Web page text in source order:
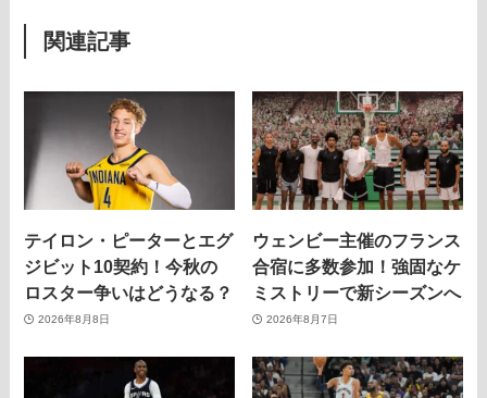
関連記事
テイロン・ピーターとエグ
ジビット10契約！今秋の
ロスター争いはどうなる？
2026年8月8日
ウェンビー主催のフランス
合宿に多数参加！強固なケ
ミストリーで新シーズンへ
2026年8月7日